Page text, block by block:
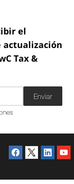
el
actualización
Tax &
Enviar